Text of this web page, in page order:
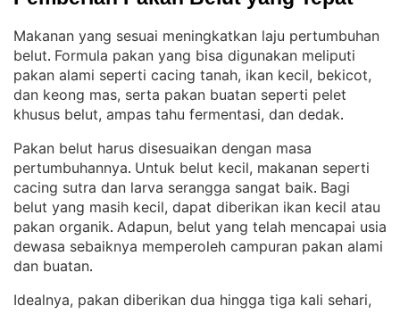
Makanan yang sesuai meningkatkan laju pertumbuhan
belut. Formula pakan yang bisa digunakan meliputi
pakan alami seperti cacing tanah, ikan kecil, bekicot,
dan keong mas, serta pakan buatan seperti pelet
khusus belut, ampas tahu fermentasi, dan dedak.
Pakan belut harus disesuaikan dengan masa
pertumbuhannya. Untuk belut kecil, makanan seperti
cacing sutra dan larva serangga sangat baik. Bagi
belut yang masih kecil, dapat diberikan ikan kecil atau
pakan organik. Adapun, belut yang telah mencapai usia
dewasa sebaiknya memperoleh campuran pakan alami
dan buatan.
Idealnya, pakan diberikan dua hingga tiga kali sehari,